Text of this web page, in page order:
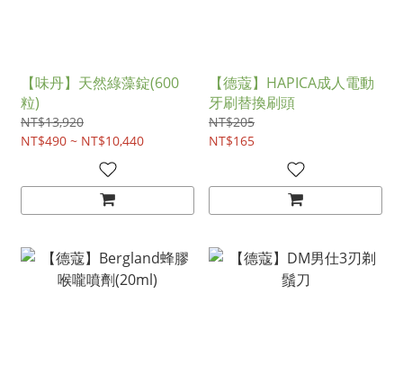
【味丹】天然綠藻錠(600
粒)
NT$13,920
NT$490 ~ NT$10,440
【德蔻】HAPICA成人電動
牙刷替換刷頭
NT$205
NT$165